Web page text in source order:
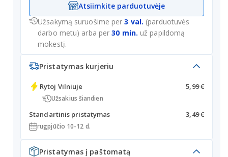
Atsiimkite parduotuvėje
Užsakymą suruošime per3 val. (parduotuvės
darbo metu) arba per30 min. už papildomą
mokestį.
Pristatymas kurjeriu
Rytoj Vilniuje 5,99 €
Užsakius šiandien
Standartinis pristatymas 3,49 €
rugpjūčio 10-12 d.
Pristatymas į paštomatą